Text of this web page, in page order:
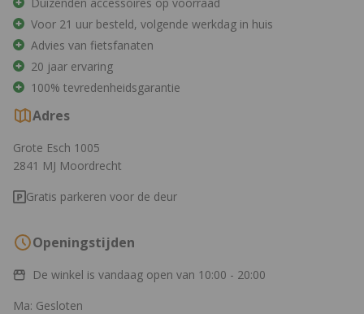
Voor 21 uur besteld, volgende werkdag in huis
Advies van fietsfanaten
20 jaar ervaring
100% tevredenheidsgarantie
Adres
Grote Esch 1005
2841 MJ Moordrecht
Gratis parkeren voor de deur
Openingstijden
De winkel is vandaag open van 10:00 - 20:00
Ma: Gesloten